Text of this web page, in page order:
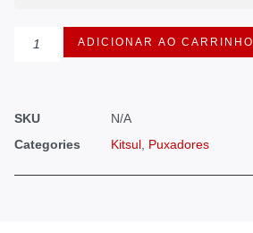
ADICIONAR AO CARRINHO
SKU
N/A
Categories
Kitsul Puxadores